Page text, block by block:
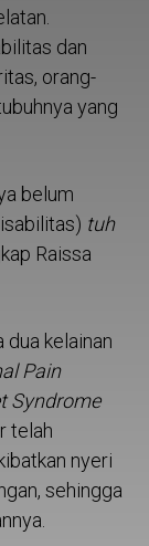
dan
orang-
yang
belum
tuh
Raissa
dua kelainan
Pain
Syndrome
telah
nyeri
sehingga